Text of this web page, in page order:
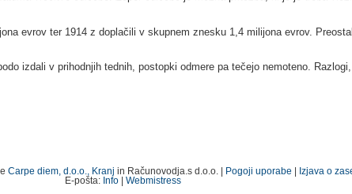
evrov ter 1914 z doplačili v skupnem znesku 1,4 milijona evrov.
izdali v prihodnjih tednih, postopki odmere pa tečejo nemoteno.
Carpe diem, d.o.o., Kranj in Računovodja.s d.o.o. | Pogoji uporabe
Izjava o
E-pošta: Info| Webmistress